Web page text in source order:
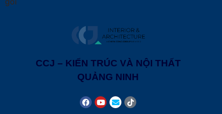
CCJ – KIẾN TRÚC VÀ NỘI THẤT
QUẢNG NINH